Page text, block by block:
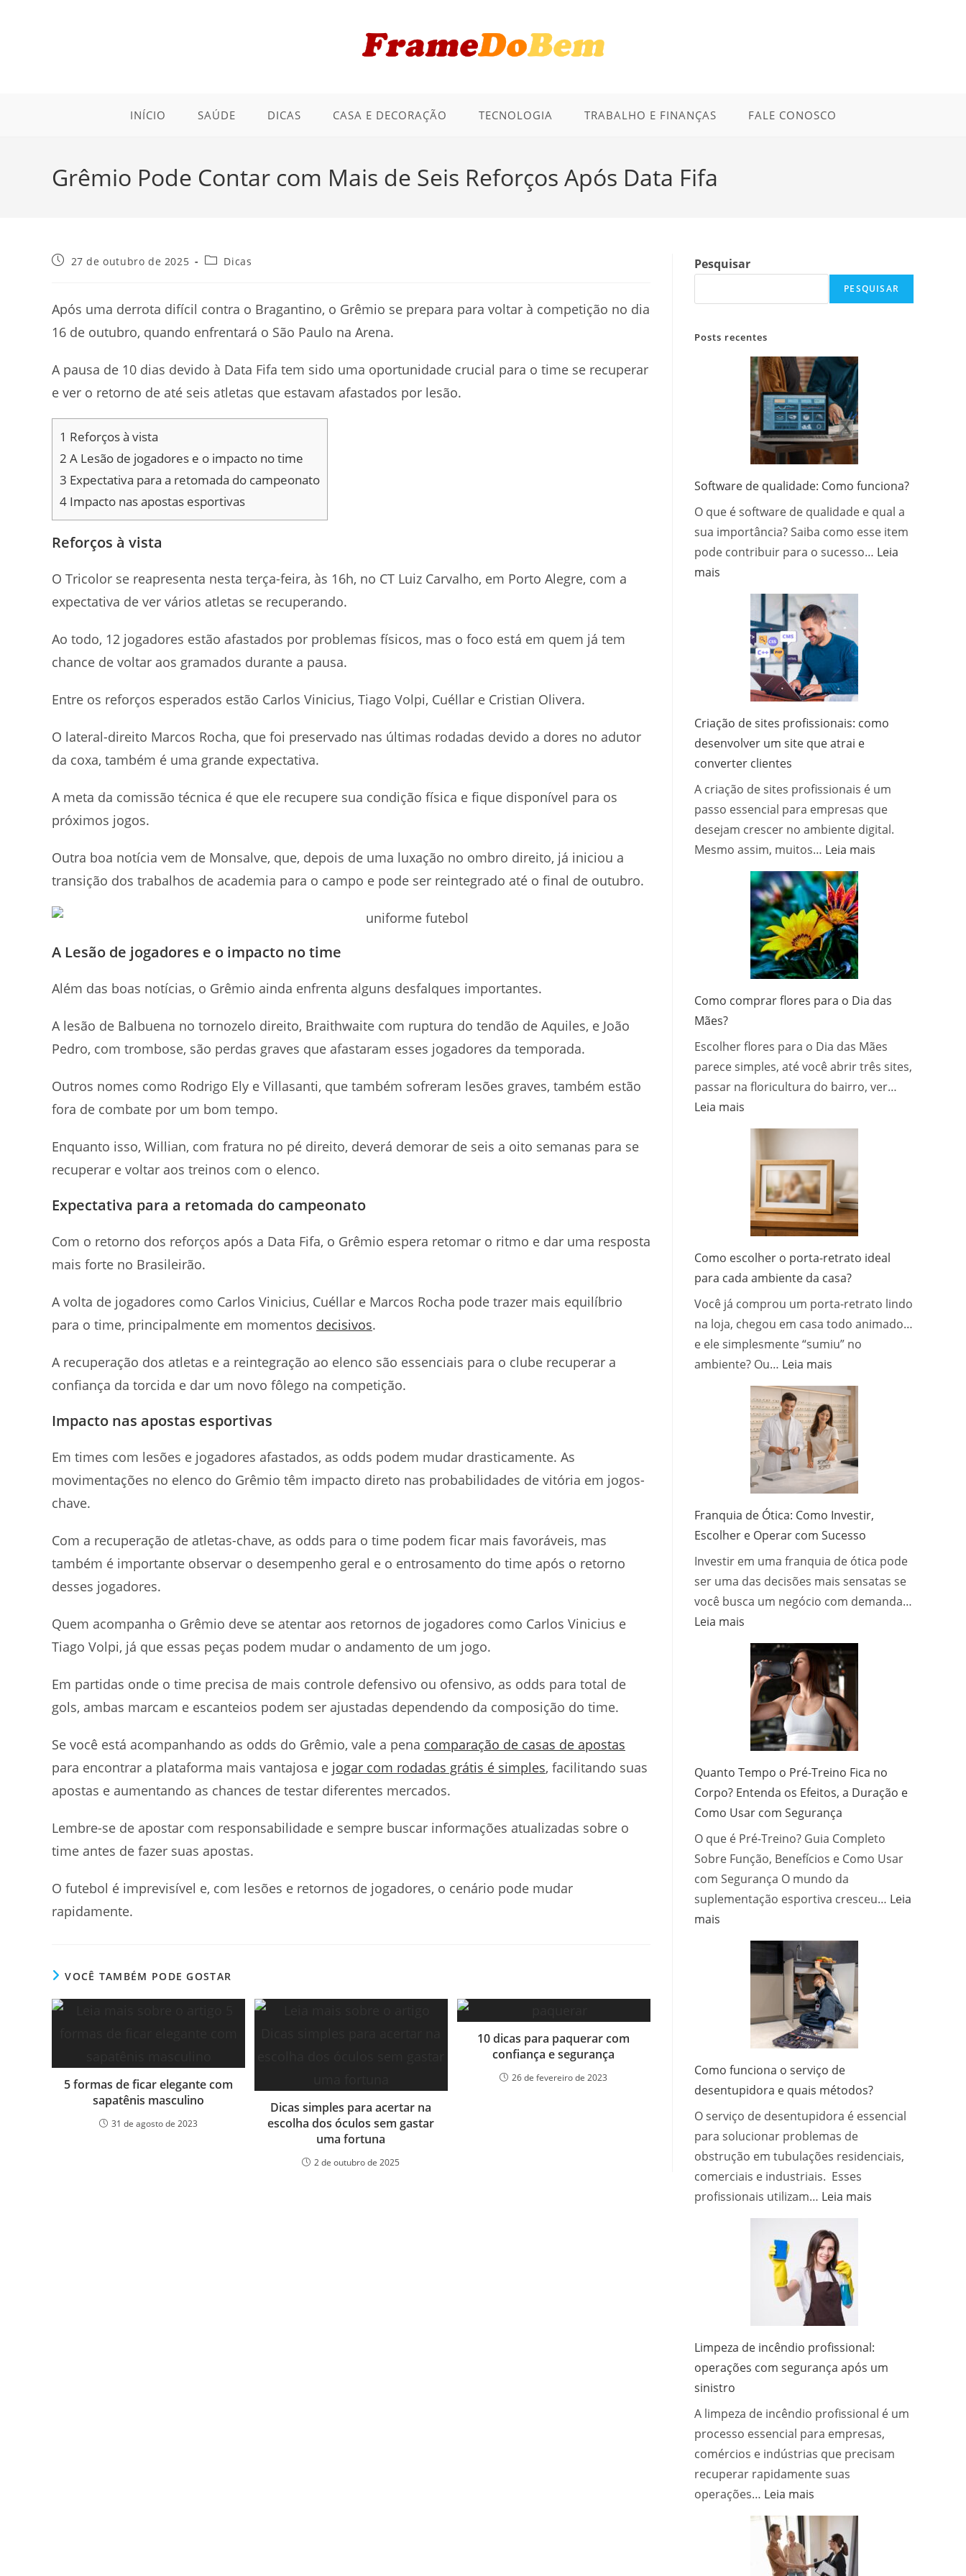
INÍCIO SAÚDE DICAS CASA E DECORAÇÃO TECNOLOGIA TRABALHO E FINANÇAS FALE CONOSCO
Grêmio Pode Contar com Mais de Seis Reforços Após Data Fifa
Post27 de outubro de 2025
Categoria
Dicas
Após uma derrota difícil contra o Bragantino, o Grêmio se prepara para voltar à competição no dia
16 de outubro, quando enfrentará o São Paulo na Arena.
A pausa de 10 dias devido à Data Fifa tem sido uma oportunidade crucial para o time se recuperar
e ver o retorno de até seis atletas que estavam afastados por lesão.
1 Reforços à vista
2 A Lesão de jogadores e o impacto no time
3 Expectativa para a retomada do campeonato
4 Impacto nas apostas esportivas
Reforços à vista
O Tricolor se reapresenta nesta terça-feira, às 16h, no CT Luiz Carvalho, em Porto Alegre, com a
expectativa de ver vários atletas se recuperando.
Ao todo, 12 jogadores estão afastados por problemas físicos, mas o foco está em quem já tem
chance de voltar aos gramados durante a pausa.
Entre os reforços esperados estão Carlos Vinicius, Tiago Volpi, Cuéllar e Cristian Olivera.
O lateral-direito Marcos Rocha, que foi preservado nas últimas rodadas devido a dores no adutor
da coxa, também é uma grande expectativa.
A meta da comissão técnica é que ele recupere sua condição física e fique disponível para os
próximos jogos.
Outra boa notícia vem de Monsalve, que, depois de uma luxação no ombro direito, já iniciou a
transição dos trabalhos de academia para o campo e pode ser reintegrado até o final de outubro.
A Lesão de jogadores e o impacto no time
Além das boas notícias, o Grêmio ainda enfrenta alguns desfalques importantes.
A lesão de Balbuena no tornozelo direito, Braithwaite com ruptura do tendão de Aquiles, e João
Pedro, com trombose, são perdas graves que afastaram esses jogadores da temporada.
Outros nomes como Rodrigo Ely e Villasanti, que também sofreram lesões graves, também estão
fora de combate por um bom tempo.
Enquanto isso, Willian, com fratura no pé direito, deverá demorar de seis a oito semanas para se
recuperar e voltar aos treinos com o elenco.
Expectativa para a retomada do campeonato
Com o retorno dos reforços após a Data Fifa, o Grêmio espera retomar o ritmo e dar uma resposta
mais forte no Brasileirão.
A volta de jogadores como Carlos Vinicius, Cuéllar e Marcos Rocha pode trazer mais equilíbrio
para o time, principalmente em momentos decisivos.
A recuperação dos atletas e a reintegração ao elenco são essenciais para o clube recuperar a
confiança da torcida e dar um novo fôlego na competição.
Impacto nas apostas esportivas
Em times com lesões e jogadores afastados, as odds podem mudar drasticamente. As
movimentações no elenco do Grêmio têm impacto direto nas probabilidades de vitória em jogos-
chave.
Com a recuperação de atletas-chave, as odds para o time podem ficar mais favoráveis, mas
também é importante observar o desempenho geral e o entrosamento do time após o retorno
desses jogadores.
Quem acompanha o Grêmio deve se atentar aos retornos de jogadores como Carlos Vinicius e
Tiago Volpi, já que essas peças podem mudar o andamento de um jogo.
Em partidas onde o time precisa de mais controle defensivo ou ofensivo, as odds para total de
gols, ambas marcam e escanteios podem ser ajustadas dependendo da composição do time.
Se você está acompanhando as odds do Grêmio, vale a pena comparação de casas de apostas
para encontrar a plataforma mais vantajosa e jogar com rodadas grátis é simples, facilitando suas
apostas e aumentando as chances de testar diferentes mercados.
Lembre-se de apostar com responsabilidade e sempre buscar informações atualizadas sobre o
time antes de fazer suas apostas.
O futebol é imprevisível e, com lesões e retornos de jogadores, o cenário pode mudar
rapidamente.
VOCÊ TAMBÉM PODE GOSTAR
5 formas de ficar elegante com
sapatênis masculino
31 de agosto de 2023
Dicas simples para acertar na
escolha dos óculos sem gastar
uma fortuna
2 de outubro de 2025
10 dicas para paquerar com
confiança e segurança
26 de fevereiro de 2023
Pesquisar
PESQUISAR
Posts recentes
Software de qualidade: Como funciona?
O que é software de qualidade e qual a
sua importância? Saiba como esse item
pode contribuir para o sucesso… Leia
mais
qualidade:
funciona?
Criação de sites profissionais: como
desenvolver um site que atrai e
converter clientes
A criação de sites profissionais é um
passo essencial para empresas que
desejam crescer no ambiente digital.
Mesmo assim, muitos… Leia mais
que
e
converter
clientes
Como comprar flores para o Dia das
Mães?
Escolher flores para o Dia das Mães
parece simples, até você abrir três sites,
passar na floricultura do bairro, ver…
Leia mais
flores
para
Dia
das
Como escolher o porta-retrato ideal
para cada ambiente da casa?
Você já comprou um porta-retrato lindo
na loja, chegou em casa todo animado…
e ele simplesmente “sumiu” no
ambiente? Ou… Leia mais
escolher
o
porta-
retrato
ideal
para
ambiente
da
casa?
Franquia de Ótica: Como Investir,
Escolher e Operar com Sucesso
Investir em uma franquia de ótica pode
ser uma das decisões mais sensatas se
você busca um negócio com demanda…
Leia mais
de
Ótica:
Como
Investir,
Escolher
com
Sucesso
Quanto Tempo o Pré-Treino Fica no
Corpo? Entenda os Efeitos, a Duração e
Como Usar com Segurança
O que é Pré-Treino? Guia Completo
Sobre Função, Benefícios e Como Usar
com Segurança O mundo da
suplementação esportiva cresceu… Leia
mais
Entenda
os
Efeitos,
a
Duração
Usar
Como funciona o serviço de
desentupidora e quais métodos?
O serviço de desentupidora é essencial
para solucionar problemas de
obstrução em tubulações residenciais,
comerciais e industriais. Esses
profissionais utilizam… Leia mais
métodos?
Limpeza de incêndio profissional:
operações com segurança após um
sinistro
A limpeza de incêndio profissional é um
processo essencial para empresas,
comércios e indústrias que precisam
recuperar rapidamente suas
operações… Leia mais
incêndio
profissional: